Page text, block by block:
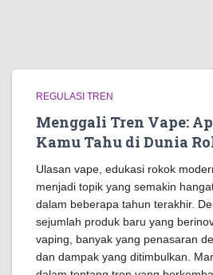
REGULASI TREN
Menggali Tren Vape:
Kamu Tahu di Dunia
Ulasan vape, edukasi rokok
menjadi topik yang semakin
dalam beberapa tahun terakhir.
sejumlah produk baru yang
vaping, banyak yang penasaran
dan dampak yang ditimbulkan.